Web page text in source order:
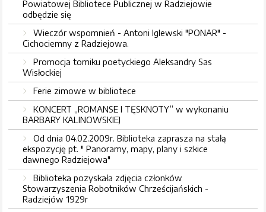
Powiatowej Bibliotece Publicznej w Radziejowie
odbędzie się
Wieczór wspomnień - Antoni Iglewski "PONAR" -
Cichociemny z Radziejowa.
Promocja tomiku poetyckiego Aleksandry Sas
Wisłockiej
Ferie zimowe w bibliotece
KONCERT „ROMANSE I TĘSKNOTY” w wykonaniu
BARBARY KALINOWSKIEJ
Od dnia 04.02.2009r. Biblioteka zaprasza na stałą
ekspozycję pt. " Panoramy, mapy, plany i szkice
dawnego Radziejowa"
Biblioteka pozyskała zdjęcia członków
Stowarzyszenia Robotników Chrześcijańskich -
Radziejów 1929r